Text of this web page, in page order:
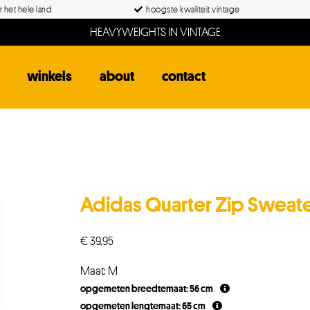
het hele land hoogste kwaliteit vintage
HEAVYWEIGHTS IN VINTAGE
winkels about contact
Adidas Quarter Zip
€39,95
Maat: M
opgemeten breedtemaat: 56 cm
opgemeten lengtemaat: 65 cm